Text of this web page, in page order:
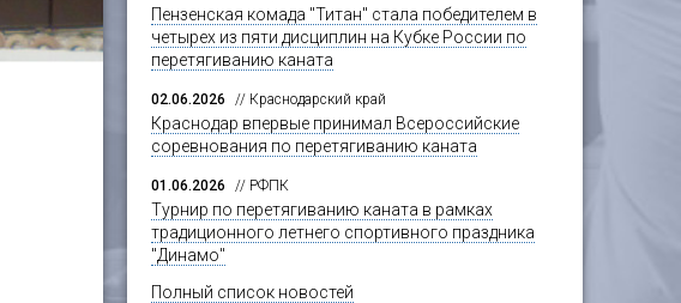
Пензенская комада "Титан" стала победителем в
четырех из пяти дисциплин на Кубке России по
перетягиванию каната
02.06.2026 // Краснодарский край
Краснодар впервые принимал Всероссийские
соревнования по перетягиванию каната
01.06.2026 // РФПК
Турнир по перетягиванию каната в рамках
традиционного летнего спортивного праздника
"Динамо"
Полный список новостей